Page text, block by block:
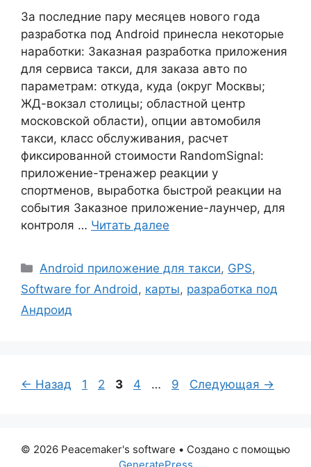
За последние пару месяцев нового года
разработка под Android принесла некоторые
наработки: Заказная разработка приложения
для сервиса такси, для заказа авто по
параметрам: откуда, куда (округ Москвы;
ЖД-вокзал столицы; областной центр
московской области), опции автомобиля
такси, класс обслуживания, расчет
фиксированной стоимости RandomSignal:
приложение-тренажер реакции у
спортменов, выработка быстрой реакции на
события Заказное приложение-лаунчер, для
контроля … Читать далее
Рубрики
Android приложение для такси, GPS,
Software for Android, карты, разработка под
Андроид
← Назад Страница
1 Страница
2 Страница
3 Страница
4 … Страница
9 Следующая →
© 2026 Peacemaker's software • Создано с помощью